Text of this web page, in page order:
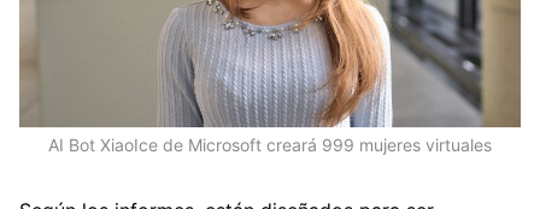
AI Bot XiaoIce de Microsoft creará 999 mujeres virtuales